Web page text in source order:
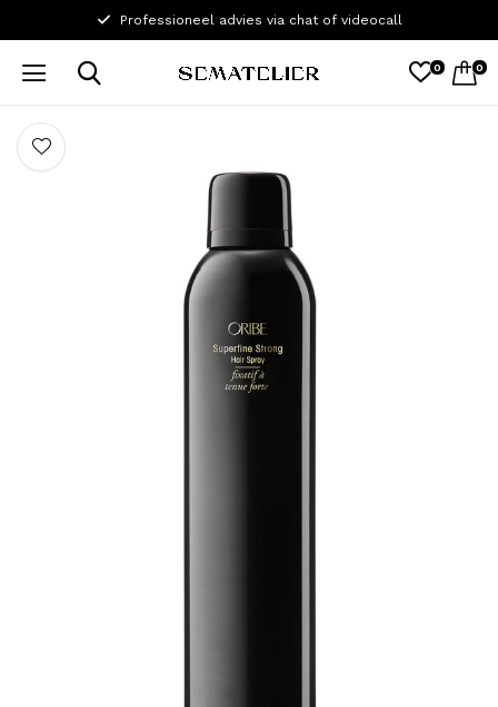
0 0
Professioneel advies via chat of videocall